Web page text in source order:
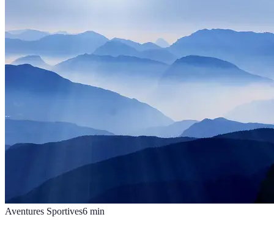
Aventures Sportives6 min